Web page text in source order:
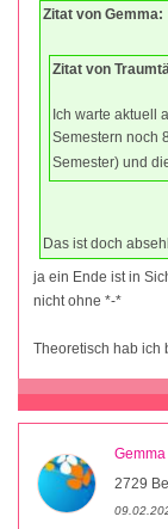
Zitat von Gemma:
Zitat von
Ich warte aktuell
Semestern noch
Semester) und
Das ist doch
ja ein Ende ist in
nicht ohne *-*
Theoretisch hab ich
Gemma
2729